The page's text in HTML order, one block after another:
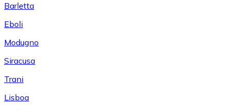
Barletta
Eboli
Modugno
Siracusa
Trani
Lisboa